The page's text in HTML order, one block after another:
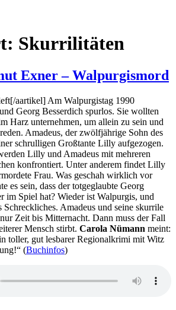
Skurrilitäten
Exner – Walpurgismord
aartikel] Am Walpurgistag 1990
Georg Besserdich spurlos. Sie wollten
Harz unternehmen, um allein zu sein und
Amadeus, der zwölfjährige Sohn des
schrulligen Großtante Lilly aufgezogen.
Lilly und Amadeus mit mehreren
konfrontiert. Unter anderem findet Lilly
Frau. Was geschah wirklich vor
es sein, dass der totgeglaubte Georg
im Spiel hat? Wieder ist Walpurgis, und
Schreckliches. Amadeus und seine skurrile
Zeit bis Mitternacht. Dann muss der Fall
Mensch stirbt. Carola Nümann meint:
toller, gut lesbarer Regionalkrimi mit Witz
(Buchinfos)